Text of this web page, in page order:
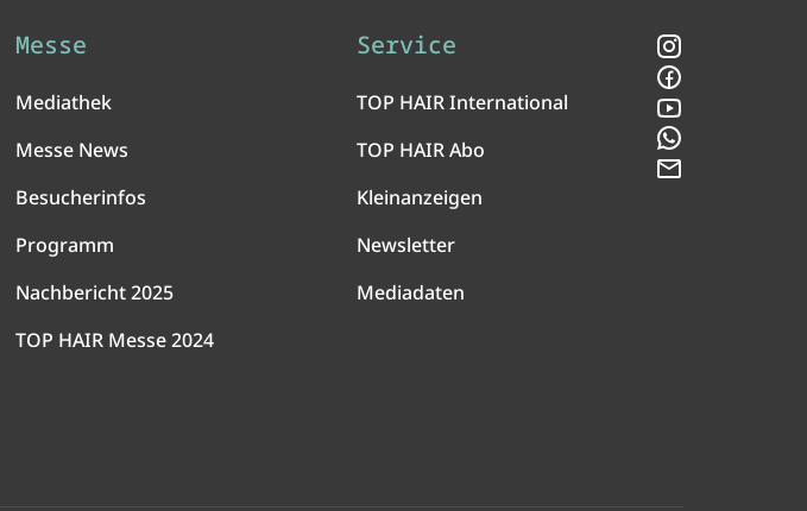
Messe
Mediathek
Messe News
Besucherinfos
Programm
Nachbericht 2025
TOP HAIR Messe 2024
Service
TOP HAIR International
TOP HAIR Abo
Kleinanzeigen
Newsletter
Mediadaten